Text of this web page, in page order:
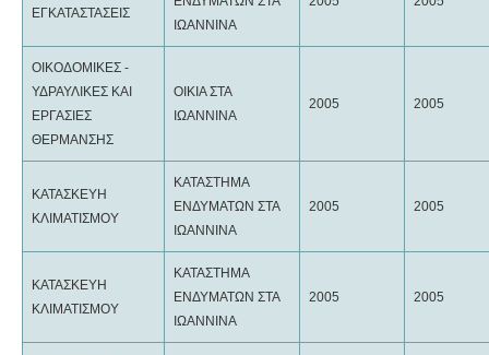
ΕΓΚΑΤΑΣΤΑΣΕΙΣ
ΙΩΑΝΝΙΝΑ
ΟΙΚΟΔΟΜΙΚΕΣ -
ΥΔΡΑΥΛΙΚΕΣ ΚΑΙ
ΕΡΓΑΣΙΕΣ
ΘΕΡΜΑΝΣΗΣ
ΟΙΚΙΑ ΣΤΑ
ΙΩΑΝΝΙΝΑ
2005 2005
ΚΑΤΑΣΚΕΥΗ
ΚΛΙΜΑΤΙΣΜΟΥ
ΚΑΤΑΣΤΗΜΑ
ΕΝΔΥΜΑΤΩΝ ΣΤΑ
ΙΩΑΝΝΙΝΑ
2005 2005
ΚΑΤΑΣΚΕΥΗ
ΚΛΙΜΑΤΙΣΜΟΥ
ΚΑΤΑΣΤΗΜΑ
ΕΝΔΥΜΑΤΩΝ ΣΤΑ
ΙΩΑΝΝΙΝΑ
2005 2005